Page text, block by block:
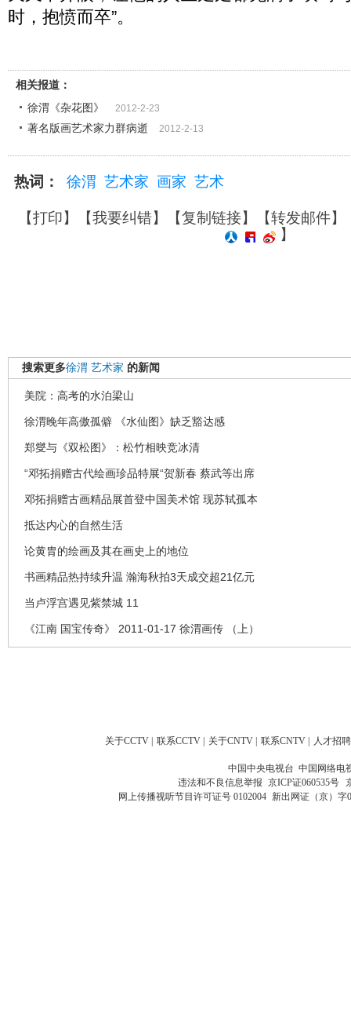
时，抱愤而卒”。
相关报道：
徐渭《杂花图》
2012-2-23
著名版画艺术家力群病逝 2012-2-13
热词： 徐渭 艺术家 画家 艺术
【打印】【我要纠错】【复制链接】【转发邮件】
】
搜索更多徐渭 艺术家 的新闻
美院：高考的水泊梁山
徐渭晚年高傲孤僻 《水仙图》缺乏豁达感
郑燮与《双松图》：松竹相映竞冰清
“邓拓捐赠古代绘画珍品特展“贺新春 蔡武等出席
邓拓捐赠古画精品展首登中国美术馆 现苏轼孤本
抵达内心的自然生活
论黄胄的绘画及其在画史上的地位
书画精品热持续升温 瀚海秋拍3天成交超21亿元
当卢浮宫遇见紫禁城 11
《江南 国宝传奇》 2011-01-17 徐渭画传 （上）
关于CCTV 联系CCTV 关于CNTV 联系CNTV 人才招聘
中国中央电视台 中国网络电
违法和不良信息举报 京ICP证060535号
网上传播视听节目许可证号 0102004 新出网证（京）